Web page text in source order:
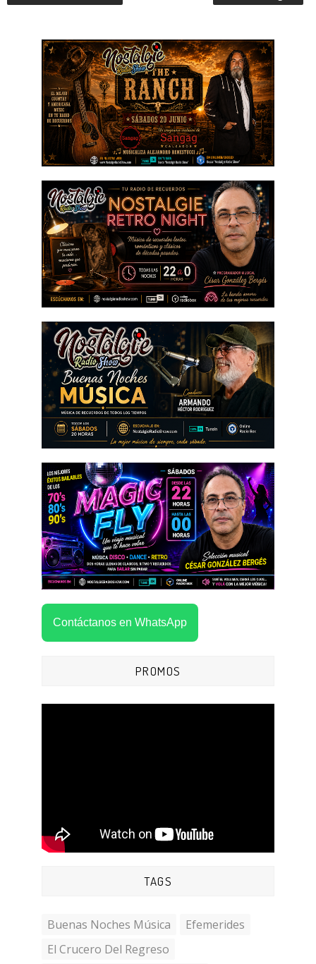
Contáctanos en WhatsApp
PROMOS
TAGS
Buenas Noches Música
Efemerides
El Crucero Del Regreso